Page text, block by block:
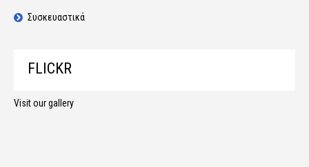
Συσκευαστικά
FLICKR
Visit our gallery